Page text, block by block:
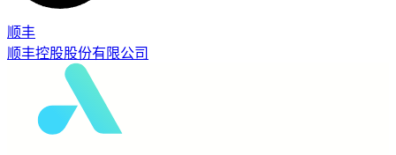
顺丰
顺丰控股股份有限公司